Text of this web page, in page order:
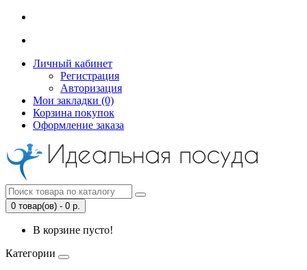
Личный кабинет
Регистрация
Авторизация
Мои закладки (0)
Корзина покупок
Оформление заказа
0 товар(ов) - 0 р.
В корзине пусто!
Категории